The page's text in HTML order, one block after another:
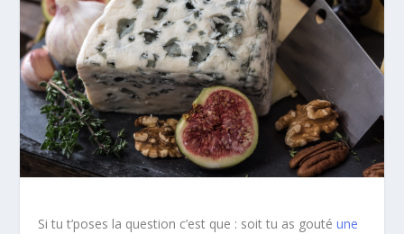
Si tu t’poses la question c’est que : soit tu as goutéune